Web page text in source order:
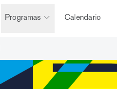
Programas Calendario